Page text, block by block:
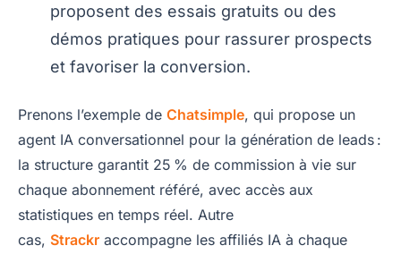
proposent des essais gratuits ou des
démos pratiques pour rassurer prospects
et favoriser la conversion.
Prenons l’exemple de Chatsimple, qui propose un
agent IA conversationnel pour la génération de leads :
la structure garantit 25 % de commission à vie sur
chaque abonnement référé, avec accès aux
statistiques en temps réel. Autre
cas, Strackr accompagne les affiliés IA à chaque